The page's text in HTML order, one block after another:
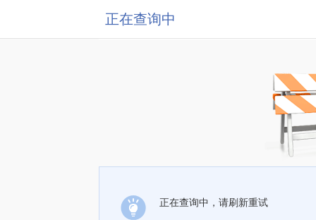
正在查询中
正在查询中，请刷新重试